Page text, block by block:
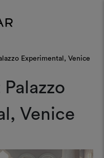
Experimental, Venice
Venice